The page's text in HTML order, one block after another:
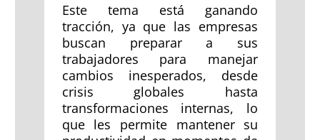
Este tema está ganando
tracción, ya que las empresas
buscan preparar a sus
trabajadores para manejar
cambios inesperados, desde
crisis globales hasta
transformaciones internas, lo
que les permite mantener su